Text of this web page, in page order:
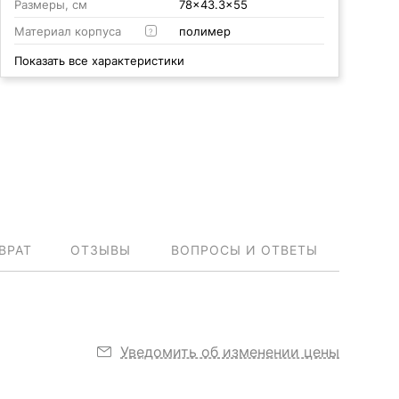
Размеры, см
78x43.3x55
Материал корпуса
? полимер
Показать все характеристики
ОТЗЫВЫ ВОПРОСЫ И ОТВЕТЫ
Уведомить об изменении цены